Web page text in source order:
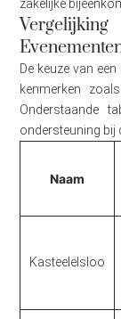
zakelijke
De keuze van
kenmerken
Onderstaande
ondersteuning bij
Naam
Kasteelelsloo